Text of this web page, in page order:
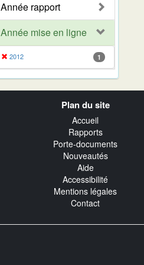
Année rapport
Année mise en ligne
2012 1
Plan du site
Accueil
Rapports
Porte-documents
Nouveautés
Aide
Accessibilité
Mentions légales
Contact